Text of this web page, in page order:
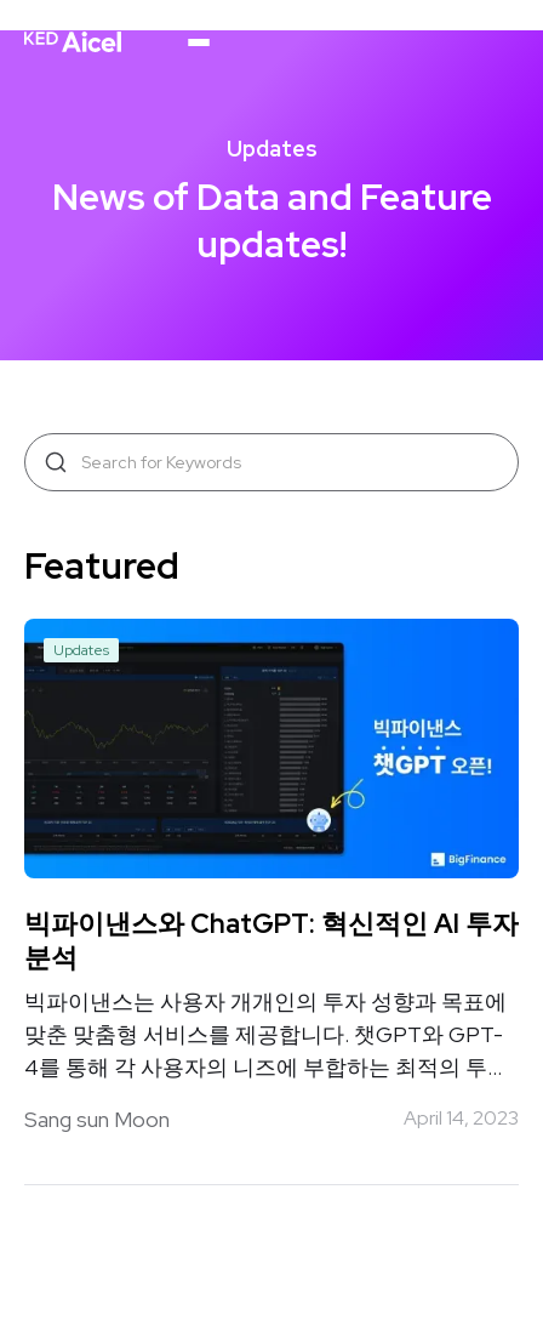
Updates
News of Data and Feature
updates!
Featured
Updates
Featured
빅파이낸스와 ChatGPT: 혁신적인 AI 투자
분석
빅파이낸스는 사용자 개개인의 투자 성향과 목표에
맞춘 맞춤형 서비스를 제공합니다. 챗GPT와 GPT-
4를 통해 각 사용자의 니즈에 부합하는 최적의 투자
Sang sun Moon April 14, 2023